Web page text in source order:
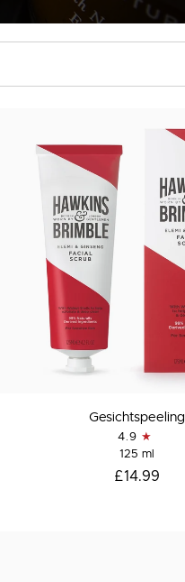
Gesichtspeeling
4.9
125 ml
£14.99